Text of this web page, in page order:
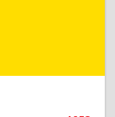
Хабаровск г,